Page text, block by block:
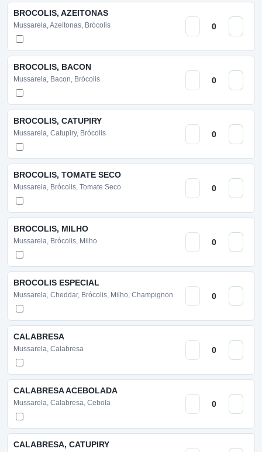
BROCOLIS, AZEITONAS
Mussarela, Azeitonas, Brócolis
BROCOLIS, BACON
Mussarela, Bacon, Brócolis
BROCOLIS, CATUPIRY
Mussarela, Catupiry, Brócolis
BROCOLIS, TOMATE SECO
Mussarela, Brócolis, Tomate Seco
BROCOLIS, MILHO
Mussarela, Brócolis, Milho
BROCOLIS ESPECIAL
Mussarela, Cheddar, Brócolis, Milho, Champignon
CALABRESA
Mussarela, Calabresa
CALABRESA ACEBOLADA
Mussarela, Calabresa, Cebola
CALABRESA, CATUPIRY